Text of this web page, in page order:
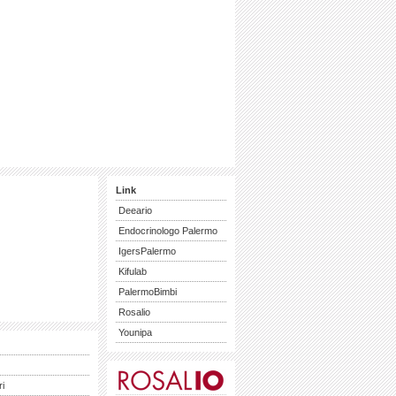
Link
Deeario
Endocrinologo Palermo
IgersPalermo
Kifulab
PalermoBimbi
Rosalio
Younipa